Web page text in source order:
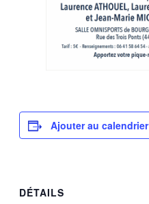
Ajouter au calendrier
DÉTAILS